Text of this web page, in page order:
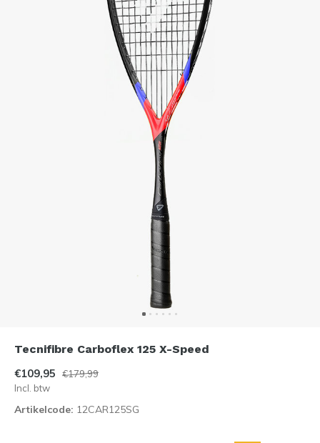
Tecnifibre Carboflex 125 X-Speed
€109,95
€179,99
Incl. btw
Artikelcode: 12CAR125SG